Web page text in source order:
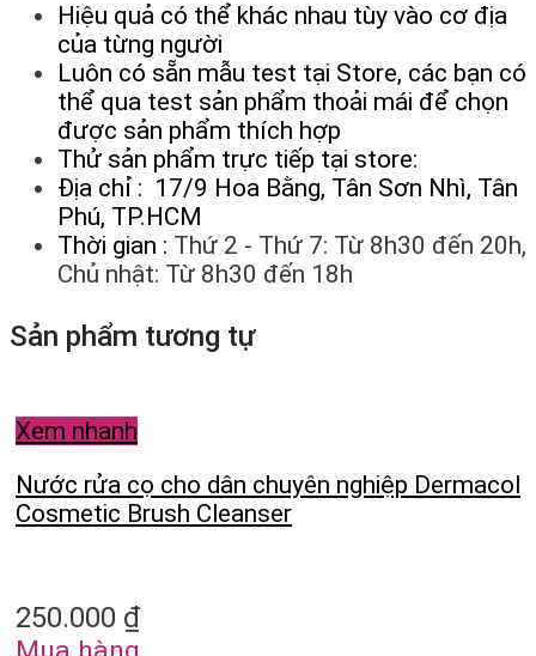
Hiệu quả có thể khác nhau tùy vào cơ địa
của từng người
Luôn có sẵn mẫu test tại Store, các bạn có
thể qua test sản phẩm thoải mái để chọn
được sản phẩm thích hợp
Thử sản phẩm trực tiếp tại store:
Địa chỉ : 17/9 Hoa Bằng, Tân Sơn Nhì, Tân
Phú, TP.HCM
Thời gian : Thứ 2 - Thứ 7: Từ 8h30 đến 20h,
Chủ nhật: Từ 8h30 đến 18h
Sản phẩm tương tự
Xem nhanh
Nước rửa cọ cho dân chuyên nghiệp Dermacol
Cosmetic Brush Cleanser
250.000 ₫